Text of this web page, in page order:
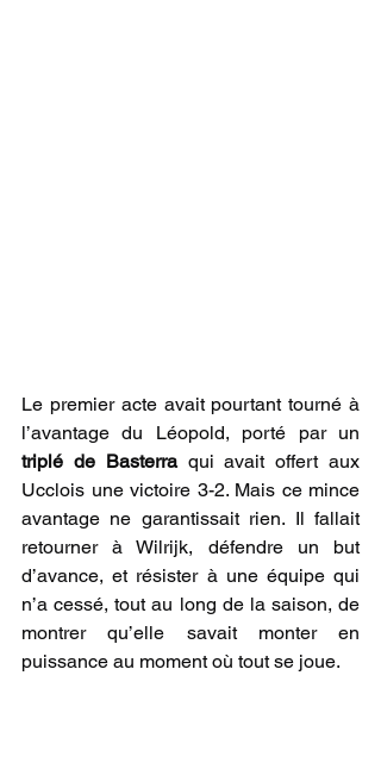
Le premier acte avait pourtant tourné à
triplé de Basterra qui avait offert aux
Ucclois une victoire 3-2. Mais ce mince
avantage ne garantissait rien. Il fallait
retourner à Wilrijk, défendre un but
d’avance, et résister à une équipe qui
n’a cessé, tout au long de la saison, de
montrer qu’elle savait monter en
puissance au moment où tout se joue.